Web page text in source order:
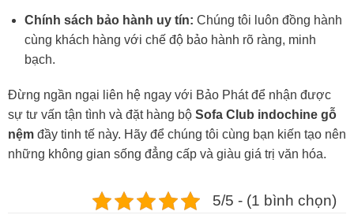
Chính sách bảo hành uy tín: Chúng tôi luôn đồng hành
cùng khách hàng với chế độ bảo hành rõ ràng, minh
bạch.
Đừng ngần ngại liên hệ ngay với Bảo Phát để nhận được
sự tư vấn tận tình và đặt hàng bộ Sofa Club indochine gỗ
nệm đầy tinh tế này. Hãy để chúng tôi cùng bạn kiến tạo nên
những không gian sống đẳng cấp và giàu giá trị văn hóa.
5/5 - (1 bình chọn)